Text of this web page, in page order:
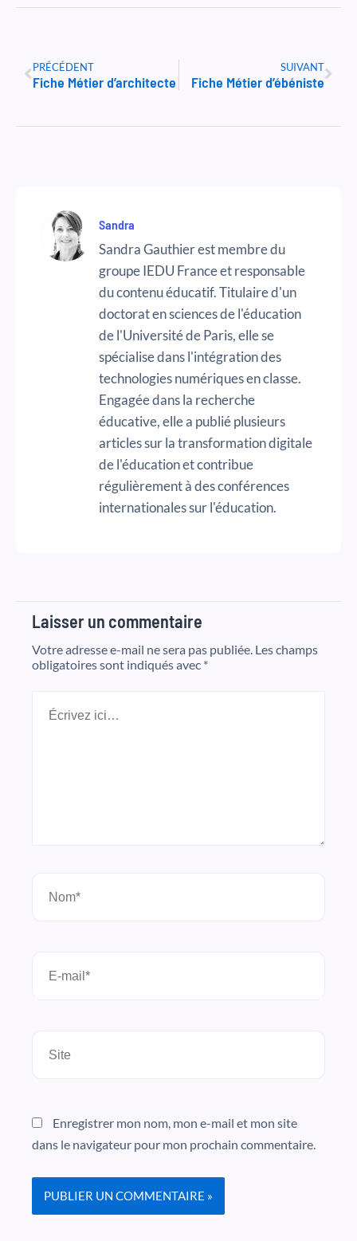
Précédent
PRÉCÉDENT
Fiche Métier d’architecte
SUIVANT
Fiche Métier d’ébéniste
Sandra
Sandra Gauthier est membre du
groupe IEDU France et responsable
du contenu éducatif. Titulaire d'un
doctorat en sciences de l'éducation
de l'Université de Paris, elle se
spécialise dans l'intégration des
technologies numériques en classe.
Engagée dans la recherche
éducative, elle a publié plusieurs
articles sur la transformation digitale
de l'éducation et contribue
régulièrement à des conférences
internationales sur l'éducation.
Laisser un commentaire
Votre adresse e-mail ne sera pas publiée. Les champs
obligatoires sont indiqués avec *
ici…
mail*
Enregistrer mon nom, mon e-mail et mon site
dans le navigateur pour mon prochain commentaire.